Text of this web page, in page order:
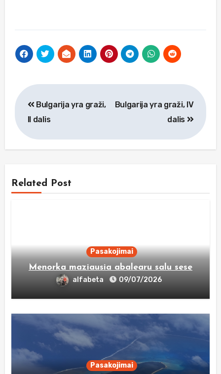
Navigacija
tarp
įrašų
Bulgarija yra graži,
II dalis
Bulgarija yra graži, IV
dalis
Related Post
Pasakojimai
Menorka maziausia abalearu salu sese
alfabeta 09/07/2026
Pasakojimai